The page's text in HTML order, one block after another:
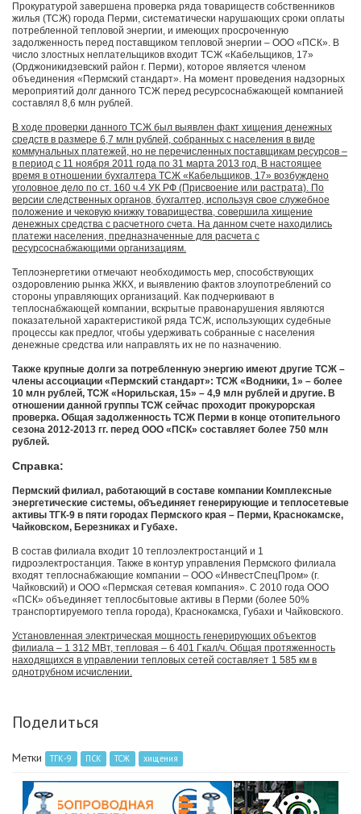
Прокуратурой завершена проверка ряда товариществ собственников
жилья (ТСЖ) города Перми, систематически нарушающих сроки оплаты
потребленной тепловой энергии, и имеющих просроченную
задолженность перед поставщиком тепловой энергии – ООО «ПСК». В
число злостных неплательщиков входит ТСЖ «Кабельщиков, 17»
(Орджоникидзевский район г. Перми), которое является членом
объединения «Пермский стандарт». На момент проведения надзорных
мероприятий долг данного ТСЖ перед ресурсоснабжающей компанией
составлял 8,6 млн рублей.
В ходе проверки данного ТСЖ был выявлен факт хищения денежных
средств в размере 6,7 млн рублей, собранных с населения в виде
коммунальных платежей, но не перечисленных поставщикам ресурсов –
в период с 11 ноября 2011 года по 31 марта 2013 год. В настоящее
время в отношении бухгалтера ТСЖ «Кабельщиков, 17» возбуждено
уголовное дело по ст. 160 ч.4 УК РФ (Присвоение или растрата). По
версии следственных органов, бухгалтер, используя свое служебное
положение и чековую книжку товарищества, совершила хищение
денежных средства с расчетного счета. На данном счете находились
платежи населения, предназначенные для расчета с
ресурсоснабжающими организациям.
Теплоэнергетики отмечают необходимость мер, способствующих
оздоровлению рынка ЖКХ, и выявлению фактов злоупотреблений со
стороны управляющих организаций. Как подчеркивают в
теплоснабжающей компании, вскрытые правонарушения являются
показательной характеристикой ряда ТСЖ, использующих судебные
процессы как предлог, чтобы удерживать собранные с населения
денежные средства или направлять их не по назначению.
Также крупные долги за потребленную энергию имеют другие ТСЖ –
члены ассоциации «Пермский стандарт»: ТСЖ «Водники, 1» – более
10 млн рублей, ТСЖ «Норильская, 15» – 4,9 млн рублей и другие. В
отношении данной группы ТСЖ сейчас проходит прокурорская
проверка. Общая задолженность ТСЖ Перми в конце отопительного
сезона 2012-2013 гг. перед ООО «ПСК» составляет более 750 млн
рублей.
Справка:
Пермский филиал, работающий в составе компании Комплексные
энергетические системы, объединяет генерирующие и теплосетевые
активы ТГК-9 в пяти городах Пермского края – Перми, Краснокамске,
Чайковском, Березниках и Губахе.
В состав филиала входит 10 теплоэлектростанций и 1
гидроэлектростанция. Также в контур управления Пермского филиала
входят теплоснабжающие компании – ООО «ИнвестСпецПром» (г.
Чайковский) и ООО «Пермская сетевая компания». С 2010 года ООО
«ПСК» объединяет теплосбытовые активы в Перми (более 50%
транспортируемого тепла города), Краснокамска, Губахи и Чайковского.
Установленная электрическая мощность генерирующих объектов
филиала – 1 312 МВт, тепловая – 6 401 Гкал/ч. Общая протяженность
находящихся в управлении тепловых сетей составляет 1 585 км в
однотрубном исчислении.
Поделиться
Метки ТГК-9 ПСК ТСЖ хищения